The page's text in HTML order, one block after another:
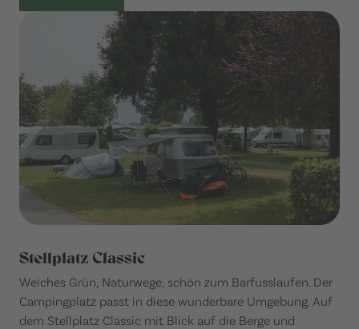
Stellplatz Classic
Weiches Grün, Naturwege, schön zum Barfusslaufen. Der
Campingplatz passt in diese wunderbare Umgebung. Auf
dem Stellplatz Classic mit Blick auf die Berge und